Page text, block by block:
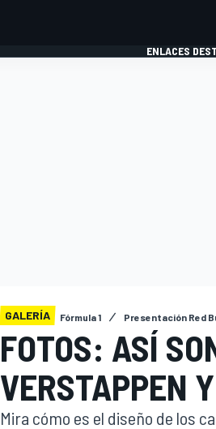
ENLACES
GALERÍA Fórmula 1 Presentación Red
FOTOS: ASÍ
VERSTAPPEN
Mira cómo es el diseño de los